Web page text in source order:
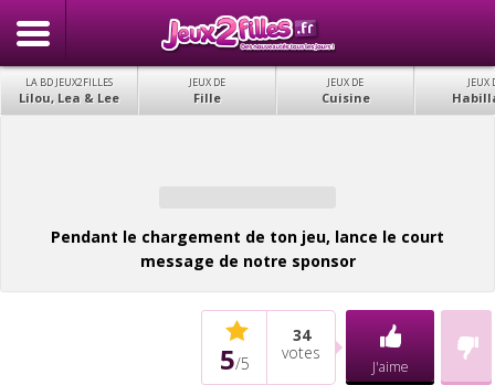
LA BD JEUX2FILLES
Lilou, Lea & Lee
JEUX DE
Fille
JEUX DE
Cuisine
JEUX
Pendant le chargement de ton jeu, lance le court
message de notre sponsor
5/5
34
votes
J'aime